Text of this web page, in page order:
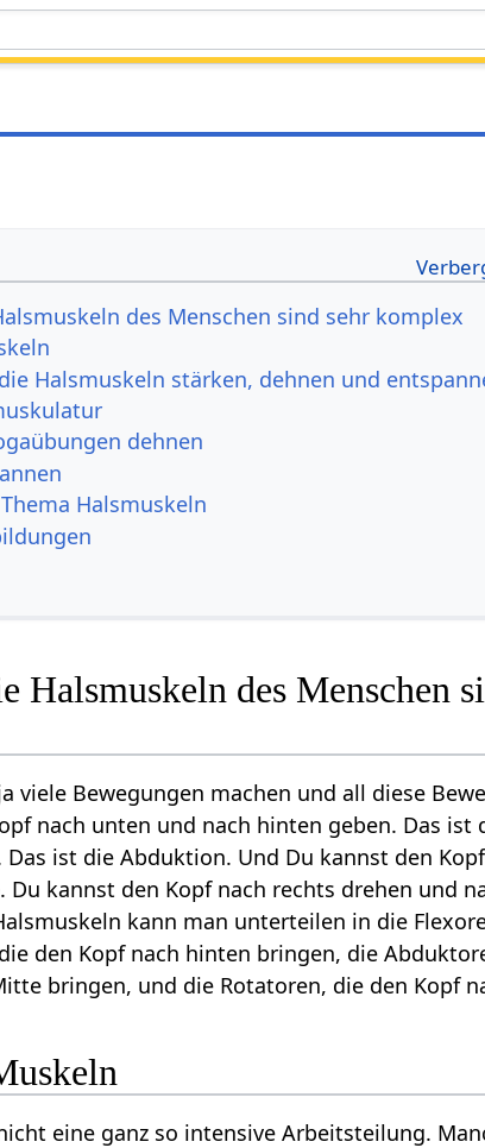
des Menschen sind sehr komplex
Halsmuskeln stärken, dehnen und
dehnen
Halsmuskeln
Halsmuskeln des Menschen
viele Bewegungen machen und all diese
nach unten und nach hinten geben. Das
Das ist die Abduktion. Und Du kannst den
Du kannst den Kopf nach rechts drehen und
kann man unterteilen in die
den Kopf nach hinten bringen, die
bringen, und die Rotatoren, die den Kopf
eine ganz so intensive Arbeitsteilung.